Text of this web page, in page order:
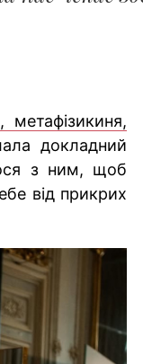
метафізикиня,
докладний
з ним, щоб
від прикрих